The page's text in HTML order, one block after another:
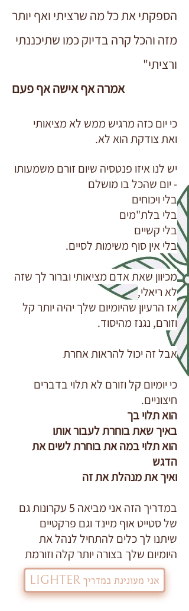
הספקתי את כל מה שרציתי ואף יותר
מזה והכל קרה בדיוק כמו שתיכננתי
ורציתי"
אמרה אף אישהאף פעם
כי יום כזה מרגיש ממש לא מציאותי
ואת צודקת הוא לא.
יש לנו איזו פנטסיה שיום זורם משמעותו
- יום שהכל בו מושלם
בלי ויכוחים
בלי בלת"מים
בלי קשיים
בלי אין סוף משימות לסיים.
מכיוון שאת אדם מציאותי וברור לך שזה
לא ריאלי,
אז הרעיון שהיומיום שלך יהיה יותר קל
וזורם, נגנז מהיסוד.
אבל זה יכול להראות אחרת
כי יומיום קל וזורם לא תלוי בדברים
חיצוניים.
הוא תלוי בך
באיך שאת בוחרת לעבור אותו
הוא תלוי במה את בוחרת לשים את
הדגש
ואיך את מנהלת את זה
במדריך הזה אני מביאה 5 עקרונות גם
של סטייט אוף מיינד וגם פרקטיים
שיתנו לך כלים להתחיל לנהל את
היומיום שלך בצורה יותר קלה וזורמת
אני מעונינת במדריך LIGHTER